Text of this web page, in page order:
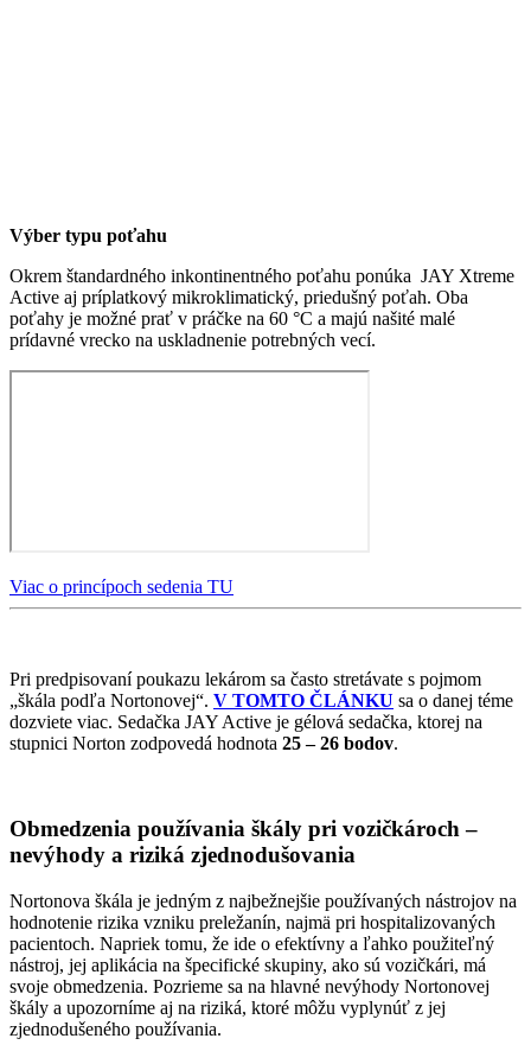
Výber typu poťahu
Okrem štandardného inkontinentného poťahu ponúka JAY Xtreme
Active aj príplatkový mikroklimatický, priedušný poťah. Oba
poťahy je možné prať v práčke na 60 °C a majú našité malé
prídavné vrecko na uskladnenie potrebných vecí.
Viac o princípoch sedenia TU
Pri predpisovaní poukazu lekárom sa často stretávate s pojmom
„škála podľa Nortonovej“. V TOMTO ČLÁNKU sa o danej téme
dozviete viac. Sedačka JAY Active je gélová sedačka, ktorej na
stupnici Norton zodpovedá hodnota 25 – 26 bodov.
Obmedzenia používania škály pri vozičkároch –
nevýhody a riziká zjednodušovania
Nortonova škála je jedným z najbežnejšie používaných nástrojov na
hodnotenie rizika vzniku preležanín, najmä pri hospitalizovaných
pacientoch. Napriek tomu, že ide o efektívny a ľahko použiteľný
nástroj, jej aplikácia na špecifické skupiny, ako sú vozičkári, má
svoje obmedzenia. Pozrieme sa na hlavné nevýhody Nortonovej
škály a upozorníme aj na riziká, ktoré môžu vyplynúť z jej
zjednodušeného používania.